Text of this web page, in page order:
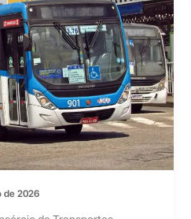
de 2026